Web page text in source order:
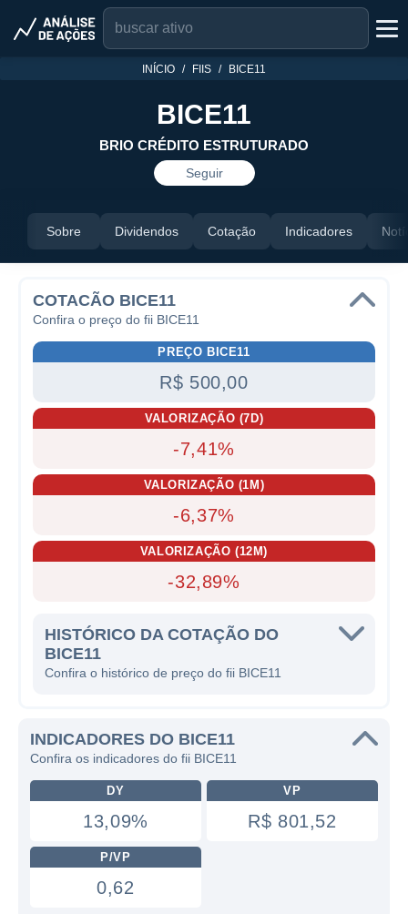
INÍCIO FIIS BICE11
BICE11
BRIO CRÉDITO ESTRUTURADO
Seguir
Sobre Dividendos Cotação Indicadores
COTACÃO BICE11
Confira o preço do fii BICE11
PREÇO BICE11
R$ 500,00
VALORIZAÇÃO (7D)
-7,41%
VALORIZAÇÃO (1M)
-6,37%
VALORIZAÇÃO (12M)
-32,89%
HISTÓRICO DA COTAÇÃO DO
BICE11
Confira o histórico de preço do fii BICE11
INDICADORES DO BICE11
Confira os indicadores do fii BICE11
DY
13,09%
VP
R$ 801,52
P/VP
0,62